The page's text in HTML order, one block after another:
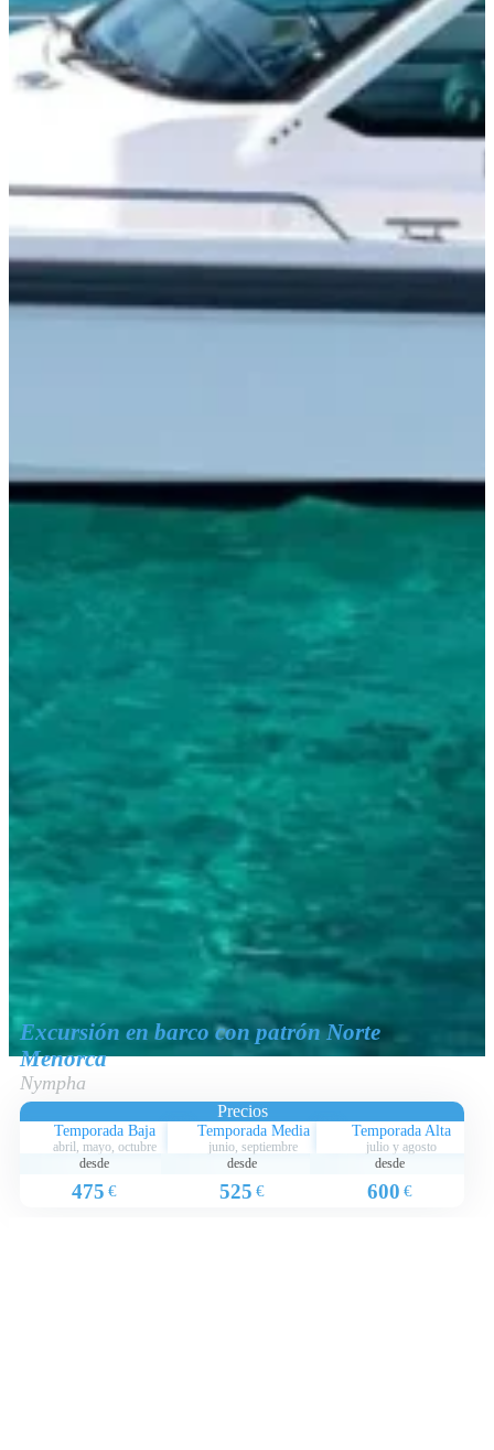
Excursión en barco con patrón Norte
Menorca
Nympha
Precios
Temporada Baja
abril, mayo, octubre
desde
475 €
Temporada Media
junio, septiembre
desde
525 €
Temporada Alta
julio y agosto
desde
600 €